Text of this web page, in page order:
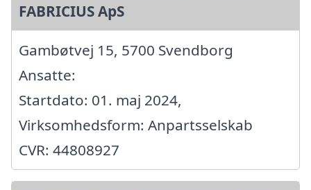
FABRICIUS ApS
Gambøtvej 15, 5700 Svendborg
Ansatte:
Startdato: 01. maj 2024,
Virksomhedsform: Anpartsselskab
CVR: 44808927